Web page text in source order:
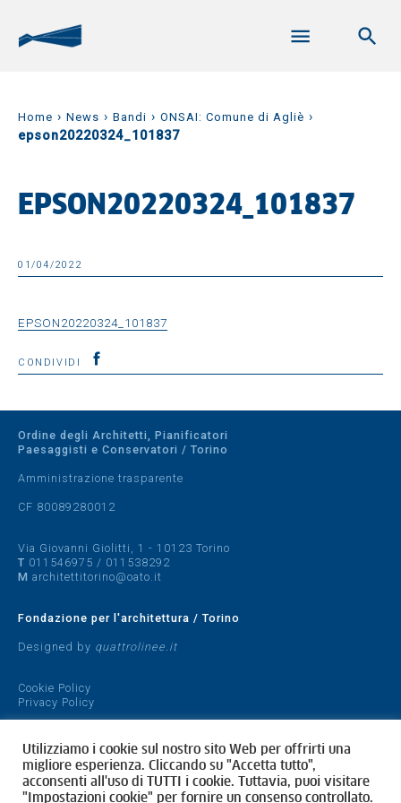
Home › News › Bandi › ONSAI: Comune di Agliè ›
epson20220324_101837
EPSON20220324_101837
01/04/2022
EPSON20220324_101837
CONDIVIDI
Ordine degli Architetti, Pianificatori
Paesaggisti e Conservatori / Torino
Amministrazione trasparente
CF 80089280012
Via Giovanni Giolitti, 1 - 10123 Torino
T 011546975 / 011538292
M architettitorino@oato.it
Fondazione per l'architettura / Torino
Designed by quattrolinee.it
Cookie Policy
Privacy Policy
Utilizziamo i cookie sul nostro sito Web per offrirti una
migliore esperienza. Cliccando su "Accetta tutto",
acconsenti all'uso di TUTTI i cookie. Tuttavia, puoi visitare
"Impostazioni cookie" per fornire un consenso controllato.